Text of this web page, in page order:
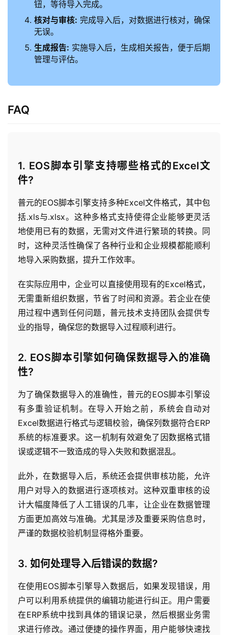
服
与
联
们
钮，等待导入完成。
核对与审核: 完成导入后，对数据进行核对，确保
无误。
生成报告: 实施导入后，生成相关报告，便于后期
管理与评估。
FAQ
1. EOS脚本引擎支持哪些格式的Excel文
件?
普元的EOS脚本引擎支持多种Excel文件格式，其中包
括.xls与.xlsx。这种多格式支持使得企业能够更灵活
地使用已有的数据，无需对文件进行繁琐的转换。同
时，这种灵活性确保了各种行业和企业规模都能顺利
地导入采购数据，提升工作效率。
在实际应用中，企业可以直接使用现有的Excel格式，
无需重新组织数据，节省了时间和资源。若企业在使
用过程中遇到任何问题，普元技术支持团队会提供专
业的指导，确保您的数据导入过程顺利进行。
2. EOS脚本引擎如何确保数据导入的准确
性?
为了确保数据导入的准确性，普元的EOS脚本引擎设
有多重验证机制。在导入开始之前，系统会自动对
Excel数据进行格式与逻辑校验，确保列数据符合ERP
系统的标准要求。这一机制有效避免了因数据格式错
误或逻辑不一致造成的导入失败和数据混乱。
此外，在数据导入后，系统还会提供审核功能，允许
用户对导入的数据进行逐项核对。这种双重审核的设
计大幅度降低了人工错误的几率，让企业在数据管理
方面更加高效与准确。尤其是涉及重要采购信息时，
严谨的数据校验机制显得格外重要。
3. 如何处理导入后错误的数据?
在使用EOS脚本引擎导入数据后，如果发现错误，用
户可以利用系统提供的编辑功能进行纠正。用户需要
在ERP系统中找到具体的错误记录，然后根据业务需
求进行修改。通过便捷的操作界面，用户能够快速找